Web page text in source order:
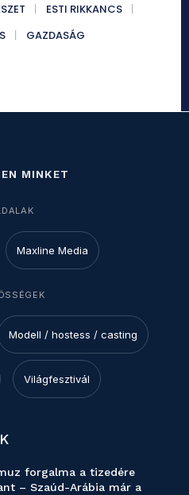
ESTI RIKKANCS
GAZDASÁG
MINKET
Maxline Media
Modell / hostess / casting
Világfesztivál
forgalma a tizedére
– Szaúd-Arábia már a